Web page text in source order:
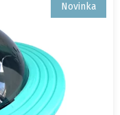
Novinka